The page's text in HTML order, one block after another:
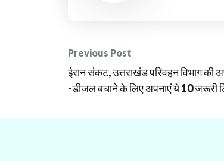
Post
navigation
Previous Post
ईरान संकट, उत्तराखंड परिवहन विभाग की
-डीजल बचाने के लिए अपनाएं ये 10 जरूरी